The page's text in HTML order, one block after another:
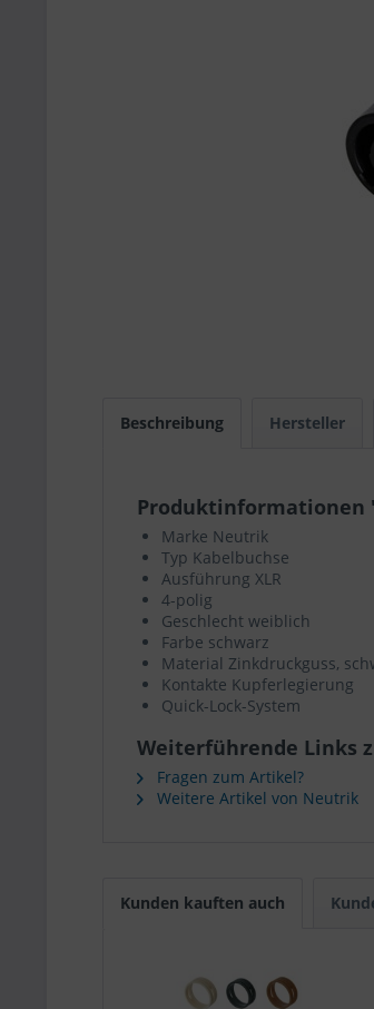
Beschreibung Hersteller
Produktinformationen
Marke Neutrik
Typ Kabelbuchse
Ausführung XLR
4-polig
Geschlecht weiblich
Farbe schwarz
Material Zinkdruckguss,
Kontakte Kupferlegierung
Quick-Lock-System
Weiterführende Links
Fragen zum Artikel?
Weitere Artikel von Neutrik
Kunden kauften auch